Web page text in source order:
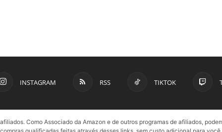
INSTAGRAM RSS TIKTOK
Como Associado da Amazon e de outros programas de afiliados,